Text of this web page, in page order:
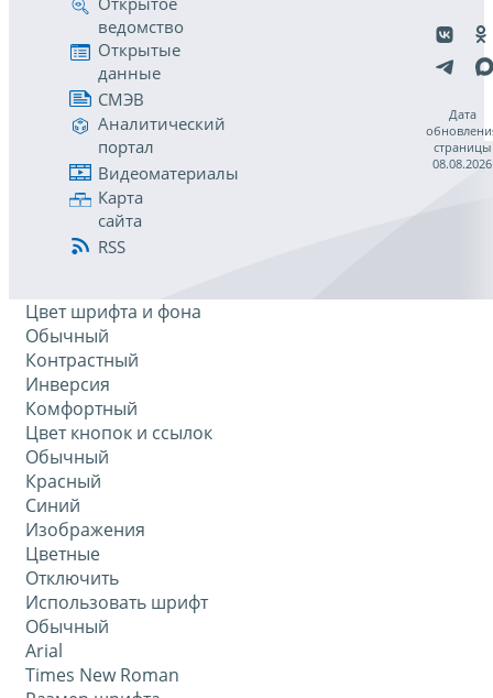
ведомство
Открытые
данные
СМЭВ
Аналитический
портал
Видеоматериалы
Карта
сайта
RSS
Дата
страницы
08.08.2026
Цвет шрифта и фона
Обычный
Контрастный
Инверсия
Комфортный
Цвет кнопок и ссылок
Обычный
Красный
Синий
Изображения
Цветные
Отключить
Использовать шрифт
Обычный
Arial
Times New Roman